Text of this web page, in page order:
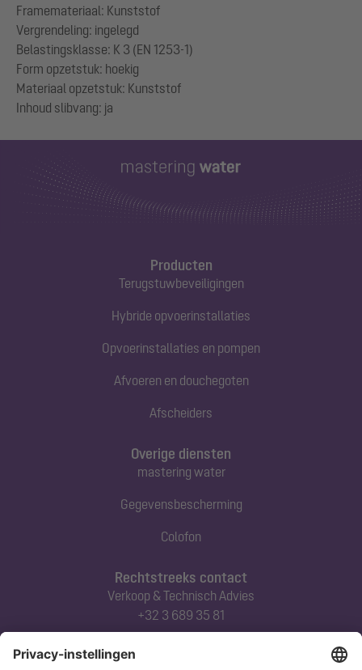
Framemateriaal: Kunststof
Vergrendeling: ingelegd
Belastingsklasse: K 3 (EN 1253-1)
Form opzetstuk: hoekig
Materiaal opzetstuk: Kunststof
Producten
Terugstuwbeveiligingen
Hybride opvoerinstallaties
Opvoerinstallaties en pompen
Afvoeren en douchegoten
Afscheiders
Rechtstreeks contact
Verkoop & Technisch Advies
+32 3 689 35 81
Overige diensten
mastering water
Gegevensbescherming
Colofon